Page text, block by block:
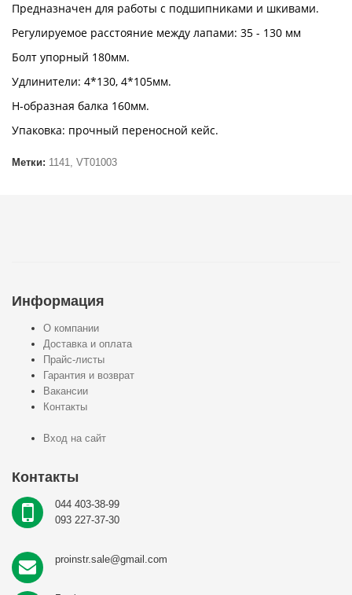
Предназначен для работы с подшипниками и шкивами.
Регулируемое расстояние между лапами: 35 - 130 мм
Болт упорный 180мм.
Удлинители: 4*130, 4*105мм.
Н-образная балка 160мм.
Упаковка: прочный переносной кейс.
Метки: 1141, VT01003
Информация
О компании
Доставка и оплата
Прайс-листы
Гарантия и возврат
Вакансии
Контакты
Вход на сайт
Контакты
044 403-38-99
093 227-37-30
proinstr.sale@gmail.com